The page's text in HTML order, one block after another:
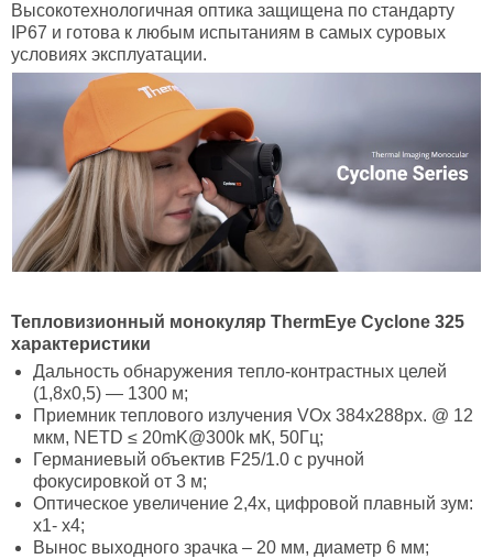
Высокотехнологичная оптика защищена по стандарту
IP67 и готова к любым испытаниям в самых суровых
условиях эксплуатации.
Тепловизионный монокуляр ThermEye Cyclone 325
характеристики
Дальность обнаружения тепло-контрастных целей
(1,8х0,5) — 1300 м;
Приемник теплового излучения VOx 384х288px. @ 12
мкм, NETD ≤ 20mK@300k мК, 50Гц;
Германиевый объектив F25/1.0 с ручной
фокусировкой от 3 м;
Оптическое увеличение 2,4х, цифровой плавный зум:
x1- x4;
Вынос выходного зрачка – 20 мм, диаметр 6 мм;